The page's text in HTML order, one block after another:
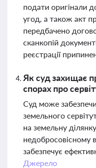
подати оригінали
угод, а також акт
передбачено
сканкопій
реєстрації
Як суд захищає
спорах про
Суд може
земельного
на земельну
недобросовісному
забезпечує
Джерело